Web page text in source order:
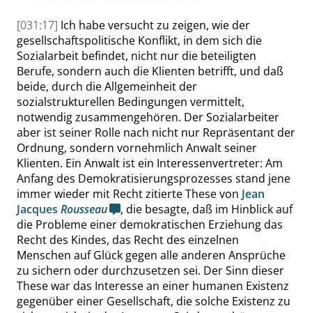
[031:17] Ich habe versucht zu zeigen, wie der
gesellschaftspolitische Konflikt, in dem sich die
Sozialarbeit befindet, nicht nur die beteiligten
Berufe, sondern auch die Klienten betrifft, und daß
beide, durch die Allgemeinheit der
sozialstrukturellen Bedingungen vermittelt,
notwendig zusammengehören. Der Sozialarbeiter
aber ist seiner Rolle nach nicht nur Repräsentant der
Ordnung, sondern vornehmlich Anwalt seiner
Klienten. Ein Anwalt ist ein Interessenvertreter: Am
Anfang des Demokratisierungsprozesses stand jene
immer wieder mit Recht zitierte These von Jean
Jacques Rousseau
, die besagte, daß im Hinblick auf
die Probleme einer demokratischen Erziehung das
Recht des Kindes, das Recht des einzelnen
Menschen auf Glück gegen alle anderen Ansprüche
zu sichern oder durchzusetzen sei. Der Sinn dieser
These war das Interesse an einer humanen Existenz
gegenüber einer Gesellschaft, die solche Existenz zu